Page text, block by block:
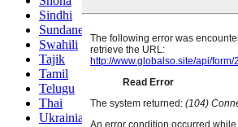
Sindhi
Sundanese
Swahili
Tajik
Tamil
Telugu
Thai
Ukrainian